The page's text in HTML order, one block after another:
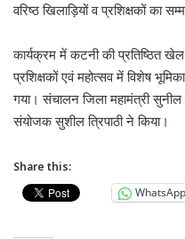
वरिष्ठ खिलाड़ियों व प्रशिक्षकों का
कार्यक्रम में कटनी की प्रतिष्ठित
प्रशिक्षकों एवं महोत्सव में विशेष
गया। संचालन जिला महामंत्री
संयोजक सुशील त्रिपाठी ने किया।
Share this:
WhatsApp